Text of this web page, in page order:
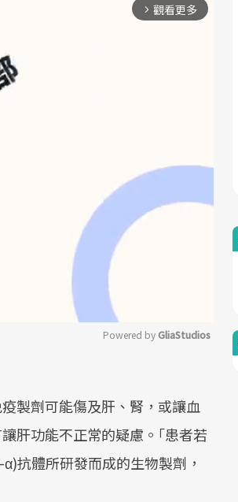
arrow_forward_ios 觀看更多
Powered by GliaStudios
製劑可能傷及肝、腎，或讓血
肝功能不正常的疑慮。｢患者若
抗體所研發而成的生物製劑，